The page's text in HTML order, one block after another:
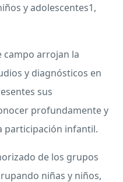
y adolescentes1,
campo arrojan la
y diagnósticos en
sus
profundamente y
participación infantil.
de los grupos
niñas y niños,